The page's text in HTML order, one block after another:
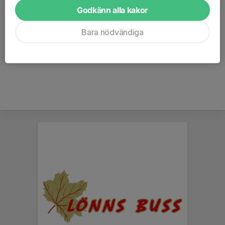
stödja föreningen med 200 kr per år. Det vill säga om 100
personer väljer vår förening så går 20 000 kronor oavkortat till
klubben. Favoritförening väljer du redan vid registrering, eller på
Godkänn alla kakor
Bara nödvändiga